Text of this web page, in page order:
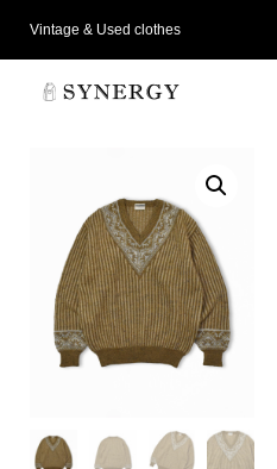
Vintage & Used clothes